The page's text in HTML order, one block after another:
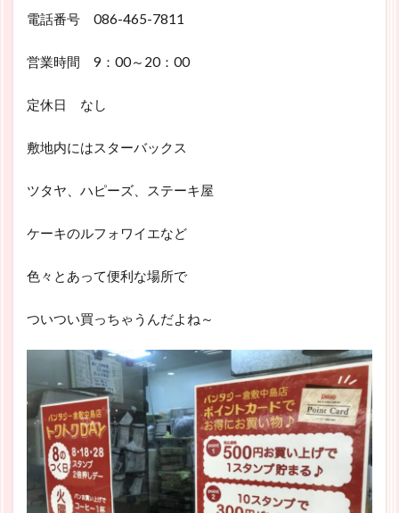
電話番号 086-465-7811
営業時間 9：00～20：00
定休日 なし
敷地内にはスターバックス
ツタヤ、ハピーズ、ステーキ屋
ケーキのルフォワイエなど
色々とあって便利な場所で
ついつい買っちゃうんだよね～